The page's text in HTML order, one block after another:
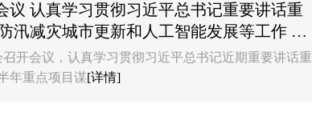
议 认真学习贯彻习近平总书记重要讲话重
汛减灾城市更新和人工智能发展等工作 蒿
召开会议，认真学习贯彻习近平总书记近期重要讲话重
年重点项目谋[详情]